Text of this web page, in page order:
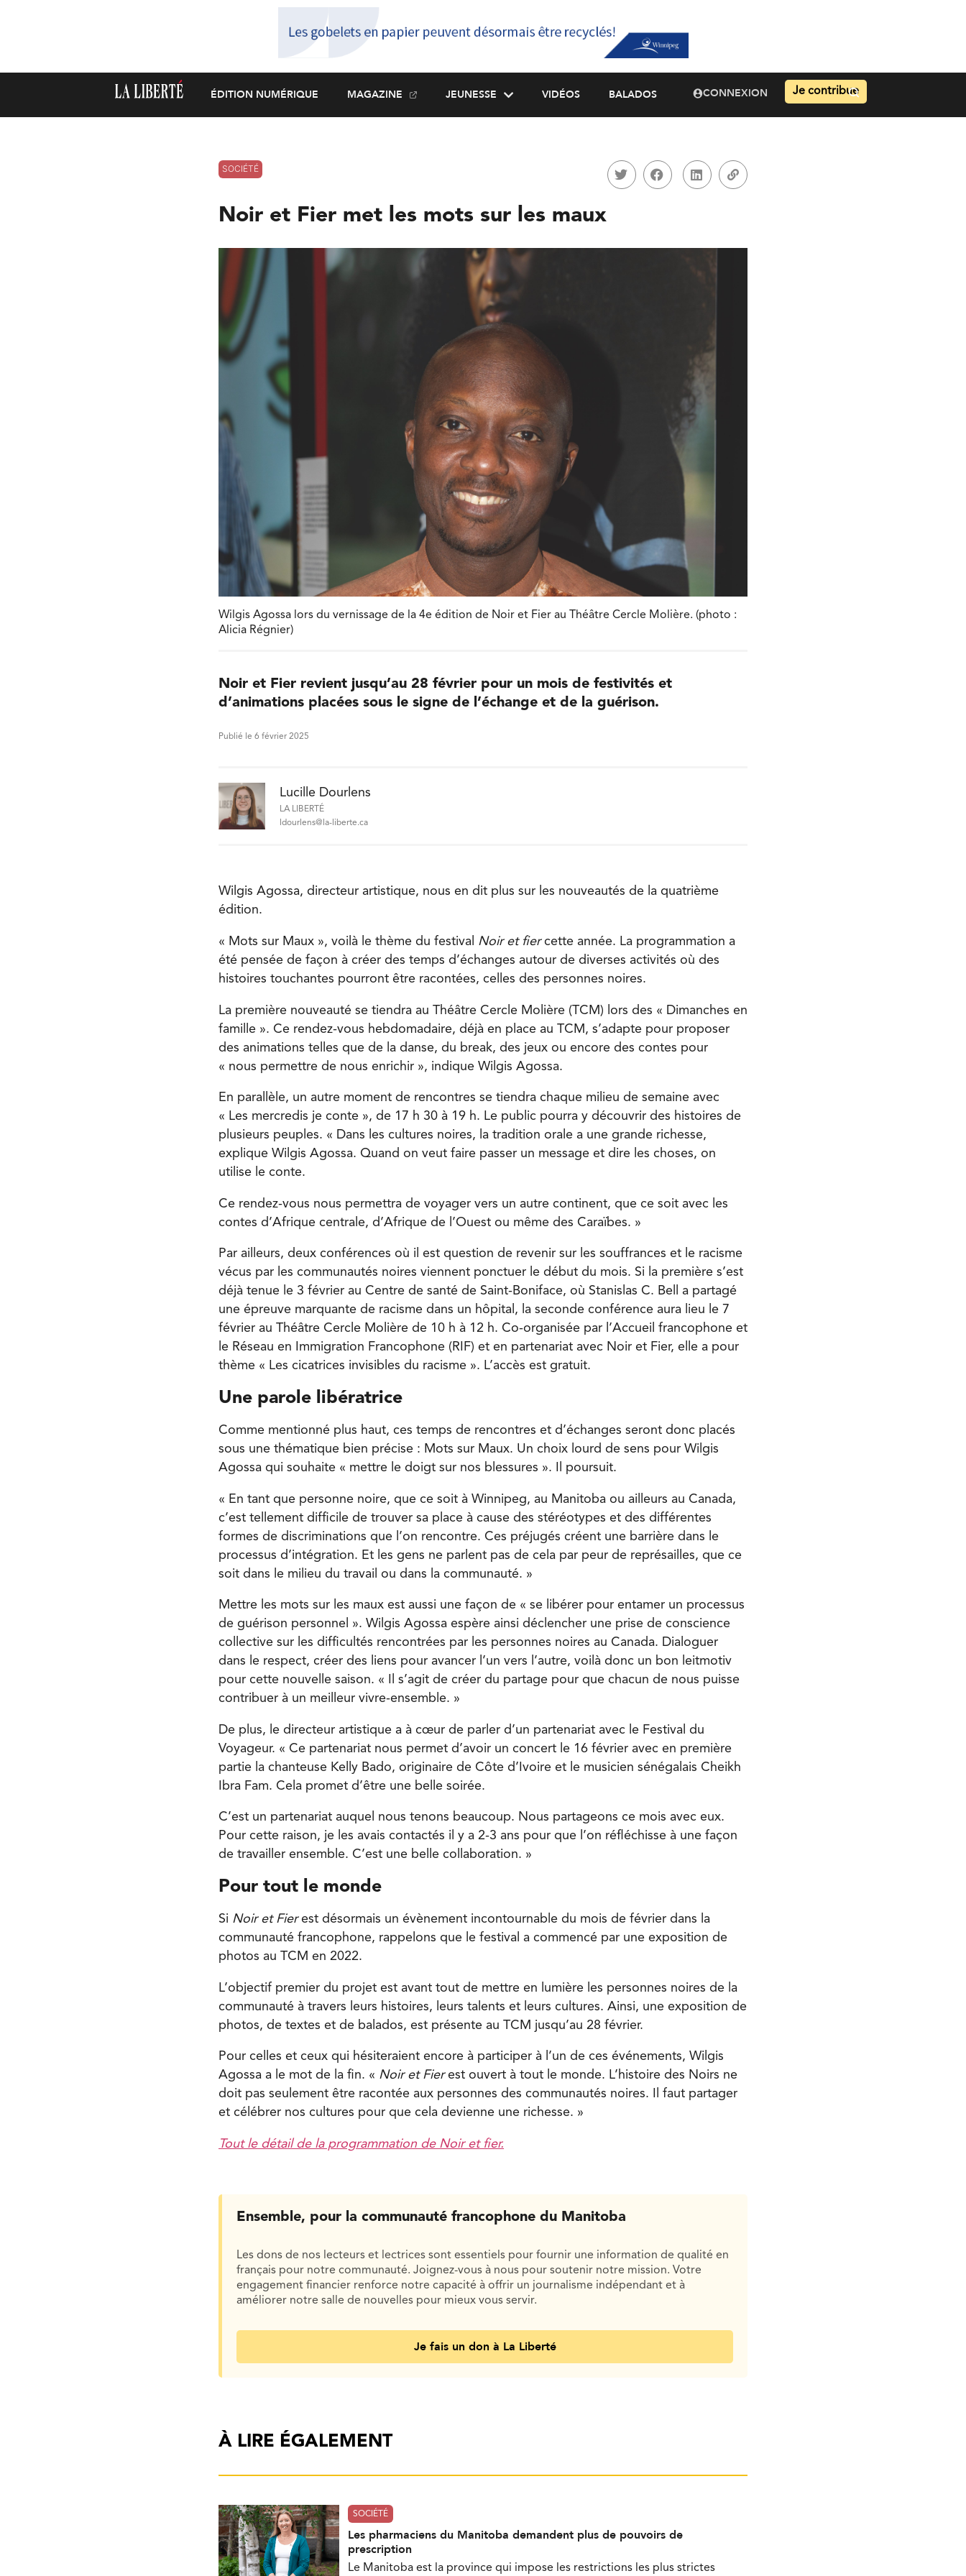
ÉDITION NUMÉRIQUE MAGAZINE JEUNESSE VIDÉOS BALADOS CONNEXION Je contribue
SOCIÉTÉ
Noir et Fier met les mots sur les maux
Wilgis Agossa lors du vernissage de la 4e édition de Noir et Fier au Théâtre Cercle Molière. (photo :
Alicia Régnier)
Noir et Fier revient jusqu’au 28 février pour un mois de festivités et
d’animations placées sous le signe de l’échange et de la guérison.
Publié le 6 février 2025
Lucille Dourlens
LA LIBERTÉ
ldourlens@la-liberte.ca
Wilgis Agossa, directeur artistique, nous en dit plus sur les nouveautés de la quatrième
édition.
« Mots sur Maux », voilà le thème du festival Noir et fiercette année. La programmation a
été pensée de façon à créer des temps d’échanges autour de diverses activités où des
histoires touchantes pourront être racontées, celles des personnes noires.
La première nouveauté se tiendra au Théâtre Cercle Molière (TCM) lors des « Dimanches en
famille ». Ce rendez-vous hebdomadaire, déjà en place au TCM, s’adapte pour proposer
des animations telles que de la danse, du break, des jeux ou encore des contes pour
« nous permettre de nous enrichir », indique Wilgis Agossa.
En parallèle, un autre moment de rencontres se tiendra chaque milieu de semaine avec
« Les mercredis je conte », de 17 h 30 à 19 h. Le public pourra y découvrir des histoires de
plusieurs peuples. « Dans les cultures noires, la tradition orale a une grande richesse,
explique Wilgis Agossa. Quand on veut faire passer un message et dire les choses, on
utilise le conte.
Ce rendez-vous nous permettra de voyager vers un autre continent, que ce soit avec les
contes d’Afrique centrale, d’Afrique de l’Ouest ou même des Caraïbes. »
Par ailleurs, deux conférences où il est question de revenir sur les souffrances et le racisme
vécus par les communautés noires viennent ponctuer le début du mois. Si la première s’est
déjà tenue le 3 février au Centre de santé de Saint-Boniface, où Stanislas C. Bell a partagé
une épreuve marquante de racisme dans un hôpital, la seconde conférence aura lieu le 7
février au Théâtre Cercle Molière de 10 h à 12 h. Co-organisée par l’Accueil francophone et
le Réseau en Immigration Francophone (RIF) et en partenariat avec Noir et Fier, elle a pour
thème « Les cicatrices invisibles du racisme ». L’accès est gratuit.
Une parole libératrice
Comme mentionné plus haut, ces temps de rencontres et d’échanges seront donc placés
sous une thématique bien précise : Mots sur Maux. Un choix lourd de sens pour Wilgis
Agossa qui souhaite « mettre le doigt sur nos blessures ». Il poursuit.
« En tant que personne noire, que ce soit à Winnipeg, au Manitoba ou ailleurs au Canada,
c’est tellement difficile de trouver sa place à cause des stéréotypes et des différentes
formes de discriminations que l’on rencontre. Ces préjugés créent une barrière dans le
processus d’intégration. Et les gens ne parlent pas de cela par peur de représailles, que ce
soit dans le milieu du travail ou dans la communauté. »
Mettre les mots sur les maux est aussi une façon de « se libérer pour entamer un processus
de guérison personnel ». Wilgis Agossa espère ainsi déclencher une prise de conscience
collective sur les difficultés rencontrées par les personnes noires au Canada. Dialoguer
dans le respect, créer des liens pour avancer l’un vers l’autre, voilà donc un bon leitmotiv
pour cette nouvelle saison. « Il s’agit de créer du partage pour que chacun de nous puisse
contribuer à un meilleur vivre-ensemble. »
De plus, le directeur artistique a à cœur de parler d’un partenariat avec le Festival du
Voyageur. « Ce partenariat nous permet d’avoir un concert le 16 février avec en première
partie la chanteuse Kelly Bado, originaire de Côte d’Ivoire et le musicien sénégalais Cheikh
Ibra Fam. Cela promet d’être une belle soirée.
C’est un partenariat auquel nous tenons beaucoup. Nous partageons ce mois avec eux.
Pour cette raison, je les avais contactés il y a 2-3 ans pour que l’on réfléchisse à une façon
de travailler ensemble. C’est une belle collaboration. »
Pour tout le monde
Si Noir et Fierest désormais un évènement incontournable du mois de février dans la
communauté francophone, rappelons que le festival a commencé par une exposition de
photos au TCM en 2022.
L’objectif premier du projet est avant tout de mettre en lumière les personnes noires de la
communauté à travers leurs histoires, leurs talents et leurs cultures. Ainsi, une exposition de
photos, de textes et de balados, est présente au TCM jusqu’au 28 février.
Pour celles et ceux qui hésiteraient encore à participer à l’un de ces événements, Wilgis
Agossa a le mot de la fin. « Noir et Fierest ouvert à tout le monde. L’histoire des Noirs ne
doit pas seulement être racontée aux personnes des communautés noires. Il faut partager
et célébrer nos cultures pour que cela devienne une richesse. »
Tout le détail de la programmation de Noir et fier.
Ensemble, pour la communauté francophone du Manitoba
Les dons de nos lecteurs et lectrices sont essentiels pour fournir une information de qualité en
français pour notre communauté. Joignez-vous à nous pour soutenir notre mission. Votre
engagement financier renforce notre capacité à offrir un journalisme indépendant et à
améliorer notre salle de nouvelles pour mieux vous servir.
Je fais un don à La Liberté
À LIRE ÉGALEMENT
SOCIÉTÉ
Les pharmaciens du Manitoba demandent plus de pouvoirs de
prescription
Le Manitoba est la province qui impose les restrictions les plus strictes